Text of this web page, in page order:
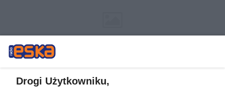
Drogi Użytkowniku,